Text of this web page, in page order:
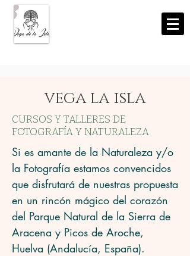
vega la isla
CURSOS Y TALLERES DE
FOTOGRAFÍA Y NATURALEZA
Si es amante de la Naturaleza y/o
la Fotografía estamos convencidos
que disfrutará de nuestras propuesta
en un rincón mágico del corazón
del Parque Natural de la Sierra de
Aracena y Picos de Aroche,
Huelva (Andalucía, España).